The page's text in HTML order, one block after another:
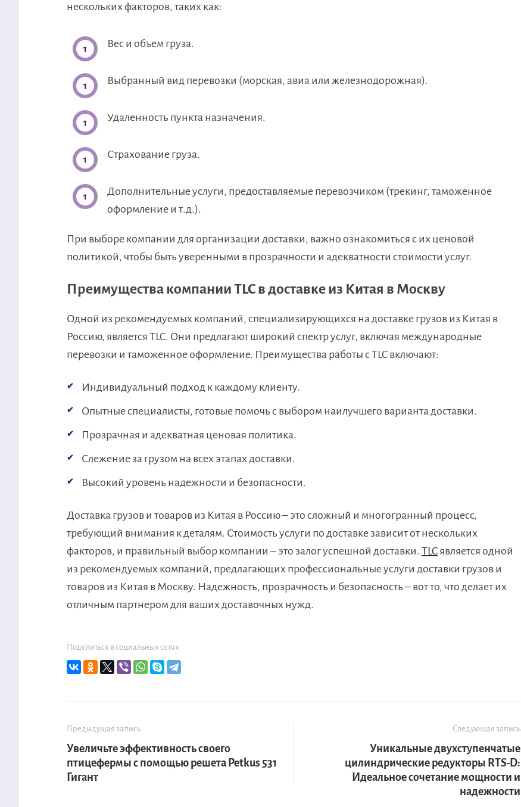
нескольких факторов, таких как:
Вес и объем груза.
Выбранный вид перевозки (морская, авиа или железнодорожная).
Удаленность пункта назначения.
Страхование груза.
Дополнительные услуги, предоставляемые перевозчиком (трекинг, таможенное
оформление и т.д.).
При выборе компании для организации доставки, важно ознакомиться с их ценовой
политикой, чтобы быть уверенными в прозрачности и адекватности стоимости услуг.
Преимущества компании TLC в доставке из Китая в Москву
Одной из рекомендуемых компаний, специализирующихся на доставке грузов из Китая в
Россию, является TLC. Они предлагают широкий спектр услуг, включая международные
перевозки и таможенное оформление. Преимущества работы с TLC включают:
Индивидуальный подход к каждому клиенту.
Опытные специалисты, готовые помочь с выбором наилучшего варианта доставки.
Прозрачная и адекватная ценовая политика.
Слежение за грузом на всех этапах доставки.
Высокий уровень надежности и безопасности.
Доставка грузов и товаров из Китая в Россию – это сложный и многогранный процесс,
требующий внимания к деталям. Стоимость услуги по доставке зависит от нескольких
факторов, и правильный выбор компании – это залог успешной доставки. TLCявляется одной
из рекомендуемых компаний, предлагающих профессиональные услуги доставки грузов и
товаров из Китая в Москву. Надежность, прозрачность и безопасность – вот то, что делает их
отличным партнером для ваших доставочных нужд.
Поделиться в социальных сетях
Предыдущая запись
Увеличьте эффективность своего
птицефермы с помощью решета Petkus 531
Гигант
Следующая запись
Уникальные двухступенчатые
цилиндрические редукторы RTS-D:
Идеальное сочетание мощности и
надежности